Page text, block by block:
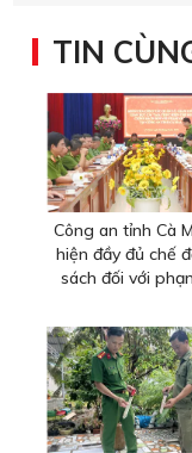
TIN
Công an tỉnh Cà
hiện đầy đủ chế
sách đối với